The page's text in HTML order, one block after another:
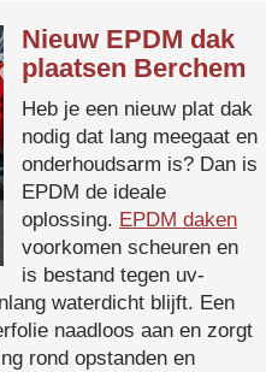
Nieuw EPDM dak
plaatsen Berchem
Heb je een nieuw plat dak
nodig dat lang meegaat en
onderhoudsarm is? Dan is
EPDM de ideale
oplossing. EPDM daken
voorkomen scheuren en
is bestand tegen uv-
waterdicht blijft. Een
naadloos aan en zorgt
rond opstanden en